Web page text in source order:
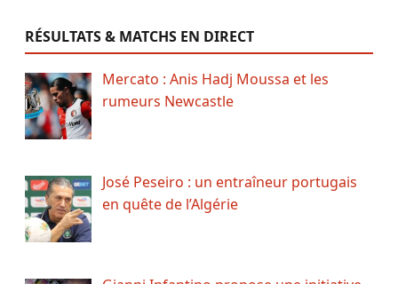
RÉSULTATS & MATCHS EN DIRECT
Mercato : Anis Hadj Moussa et les
rumeurs Newcastle
José Peseiro : un entraîneur portugais
en quête de l’Algérie